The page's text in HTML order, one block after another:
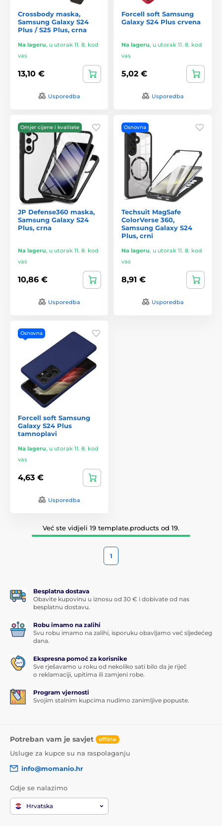
Crossbody maska,
Samsung Galaxy S24
Plus / S25 Plus, crna
Na lageru, u utorak 11. 8. kod
vas
13,10 €
Usporedba
Forcell soft Samsung
Galaxy S24 Plus crvena
Na lageru, u utorak 11. 8. kod
vas
5,02 €
Usporedba
Omjer cijene i kvalitete
JP Defense360 maska,
Samsung Galaxy S24
Plus, crna
Na lageru, u utorak 11. 8. kod
vas
10,86 €
Usporedba
Osnovna
Techsuit MagSafe
ColorVerse 360,
Samsung Galaxy S24
Plus, crni
Na lageru, u utorak 11. 8. kod
vas
8,91 €
Usporedba
Osnovna
Forcell soft Samsung
Galaxy S24 Plus
tamnoplavi
Na lageru, u utorak 11. 8. kod
vas
4,63 €
Usporedba
Već ste vidjeli 19 template.products od 19.
1
Besplatna dostava
Obavite kupovinu u iznosu od 30 € i dobivate od nas
besplatnu dostavu.
Robu imamo na zalihi
Svu robu imamo na zalihi, isporuku obavljamo već sljedećeg
dana.
Ekspresna pomoć za korisnike
Sve rješavamo u roku od nekoliko sati bilo da je riječ
o reklamaciji, upitima ili zamjeni robe.
Program vjernosti
Svojim stalnim kupcima nudimo zanimljive popuste.
Potreban vam je savjet offline
Usluge za kupce su na raspolaganju
info@momanio.hr
Gdje se nalazimo
Hrvatska